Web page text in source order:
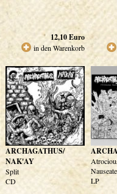
12,10Euro
in den Warenkorb
ARCHAGATHUS/
NAK'AY
Split
CD
LP